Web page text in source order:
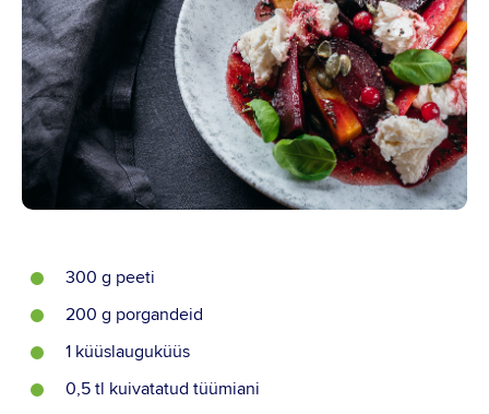
300 g peeti
200 g porgandeid
1 küüslauguküüs
0,5 tl kuivatatud tüümiani